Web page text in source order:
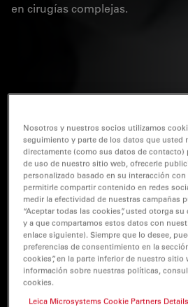
en cirugías complejas.
Nosotros y nuestros socios utilizamos
seguimiento y parte de los datos que usted
directamente (como sus datos de contacto)
de uso de nuestro sitio web, ofrecerle
personalizado basado en su interacción
permitirle compartir contenido en redes
medir la efectividad de nuestras campañas
“Aceptar todas las cookies”, usted otorga
y a que compartamos estos datos con
enlace siguiente). Siempre que lo desee,
preferencias de consentimiento en la
cookies”, en la parte inferior de nuestro sitio
información sobre nuestras políticas,
cookies.
Leica Microsystems Cookie Partners Details